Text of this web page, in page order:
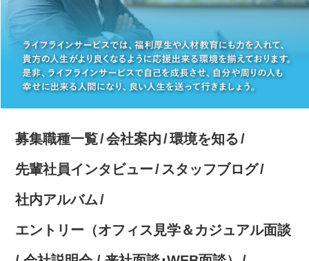
募集職種一覧 会社案内
環境を知る
先輩社員インタビュー
スタッフブログ
社内アルバム
エントリー（オフィス見学＆カジュアル面談